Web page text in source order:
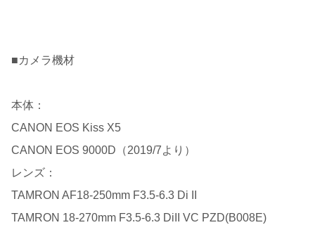
■カメラ機材
本体：
CANON EOS Kiss X5
CANON EOS 9000D（2019/7より）
レンズ：
TAMRON AF18-250mm F3.5-6.3 Di II
TAMRON 18-270mm F3.5-6.3 DiII VC PZD(B008E)